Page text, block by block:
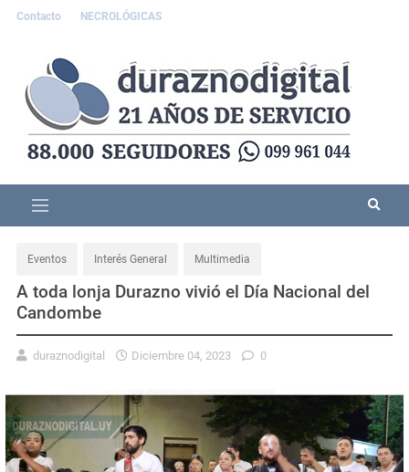
Contacto NECROLÓGICAS
Eventos Interés General Multimedia
A toda lonja Durazno vivió el Día Nacional del
Candombe
duraznodigital Diciembre 04, 2023 0